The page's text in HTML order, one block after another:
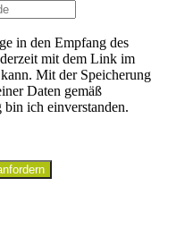
in den Empfang des
mit dem Link im
Mit der Speicherung
Daten gemäß
ich einverstanden.